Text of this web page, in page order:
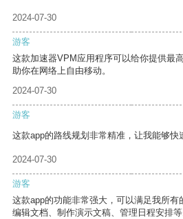
2024-07-30
游客
这款加速器VPM应用程序可以给你提供最
助你在网络上自由移动。
2024-07-30
游客
这款app的路线规划非常精准，让我能够快
2024-07-30
游客
这款app的功能非常强大，可以满足我所
编辑文档、制作演示文稿、管理日程安排等